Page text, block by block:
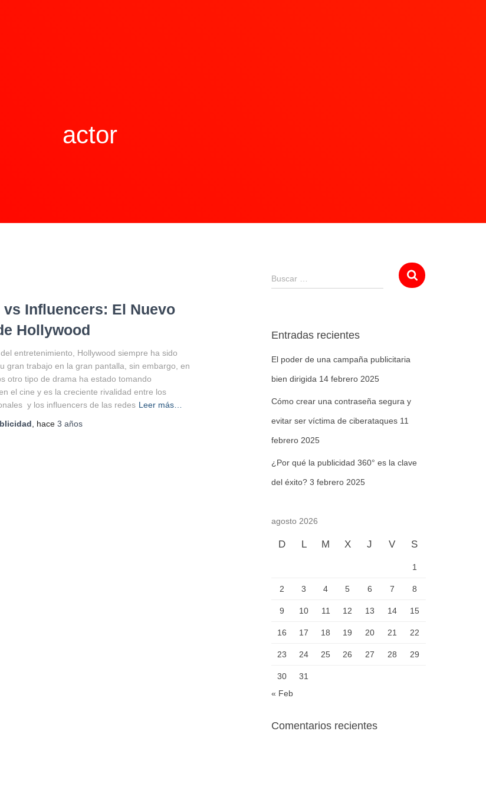
actor
Influencers: El Nuevo
Hollywood
entretenimiento, Hollywood siempre ha sido
gran trabajo en la gran pantalla, sin embargo, en
otro tipo de drama ha estado tomando
el cine y es la creciente rivalidad entre los
y los influencers de las redes Leer más…
, hace 3 años
Buscar …
Entradas recientes
El poder de una campaña publicitaria
bien dirigida 14 febrero 2025
Cómo crear una contraseña segura y
evitar ser víctima de ciberataques 11
febrero 2025
¿Por qué la publicidad 360° es la clave
del éxito? 3 febrero 2025
agosto 2026
D L M X J V S
1
2 3 4 5 6 7 8
9 10 11 12 13 14 15
16 17 18 19 20 21 22
23 24 25 26 27 28 29
30
31
« Feb
Comentarios recientes